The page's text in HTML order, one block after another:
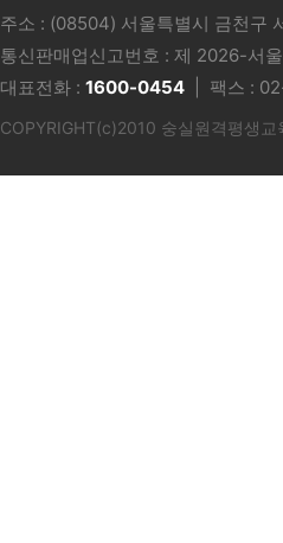
주소 : (08504) 서울특별시 금천구
통신판매업신고번호 : 제 2026-서
대표전화 : 1600-0454 | 팩스 :
COPYRIGHT(c)2010 숭실원격평생